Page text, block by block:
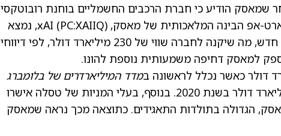
מניית טסלה עלתה היום כמעט 4% לאחר שמאסק הודיע כי חברת הרכבים החשמליים בוחנת רובוטקסי
ללא משגיח בטיחות במושב הקדמי. במקביל, סטארט-אפ הבינה המלאכותית של מאסק, xAI (PC:XAIIQ), נמצא
במגעים מתקדמים לגייס 15 מיליארד דולר במימון חדש, מה שיקנה לחברה שווי של 230 מיליארד דולר, לפי דיווחי
למאסק דחיפה משמעותית נוספת להונו.
מדד המיליארדרים של בלומברג
במאי 2013, והוא חצה לראשונה את רף ה-100 מיליארד דולר בשנת 2020. בנוסף, בעלי המניות של טסלה אישרו
הגדולה בתולדות התאגידים. כתוצאה מכך נראה שמאסק